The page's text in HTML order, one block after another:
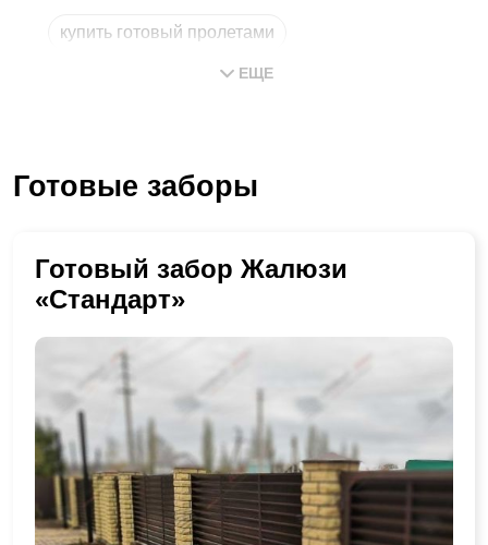
купить готовый пролетами
метровый
ЕЩЕ
Готовые заборы
Готовый забор Жалюзи
«Стандарт»